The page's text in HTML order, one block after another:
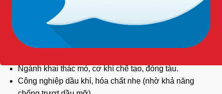
Dù bảo vệ rất dày nhưng chất liệu vải dệt tẩm PU vẫn
có độ thoáng khí tốt, giảm tiết mồ hôi tay..
Ứng dụng thực tế:
Vận hành máy khoan công trình, máy đục bê tông, máy
Ngành khai thác mỏ, cơ khí chế tạo, đóng tàu.
Công nghiệp dầu khí, hóa chất nhẹ (nhờ khả năng